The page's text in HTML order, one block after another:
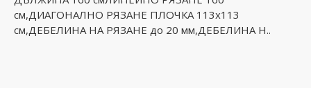
см,ДИАГОНАЛНО РЯЗАНЕ ПЛОЧКА 113х113
см,ДЕБЕЛИНА НА РЯЗАНЕ до 20 мм,ДЕБЕЛИНА Н..